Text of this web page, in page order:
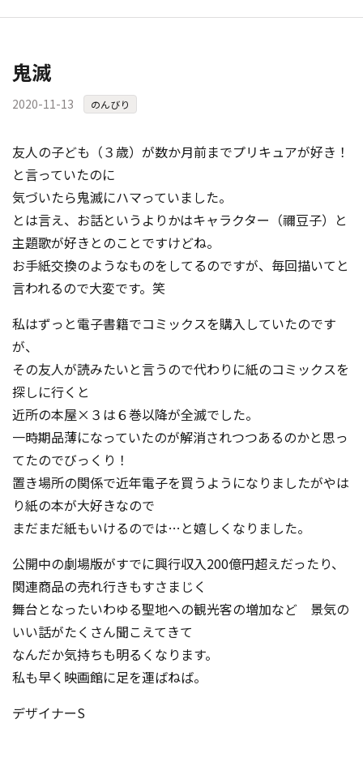
鬼滅
2020-11-13 のんびり
友人の子ども（３歳）が数か月前までプリキュアが好き！
と言っていたのに
気づいたら鬼滅にハマっていました。
とは言え、お話というよりかはキャラクター（禰豆子）と
主題歌が好きとのことですけどね。
お手紙交換のようなものをしてるのですが、毎回描いてと
言われるので大変です。笑
私はずっと電子書籍でコミックスを購入していたのです
が、
その友人が読みたいと言うので代わりに紙のコミックスを
探しに行くと
近所の本屋×３は６巻以降が全滅でした。
一時期品薄になっていたのが解消されつつあるのかと思っ
てたのでびっくり！
置き場所の関係で近年電子を買うようになりましたがやは
り紙の本が大好きなので
まだまだ紙もいけるのでは…と嬉しくなりました。
公開中の劇場版がすでに興行収入200億円超えだったり、
関連商品の売れ行きもすさまじく
舞台となったいわゆる聖地への観光客の増加など 景気の
いい話がたくさん聞こえてきて
なんだか気持ちも明るくなります。
私も早く映画館に足を運ばねば。
デザイナーS